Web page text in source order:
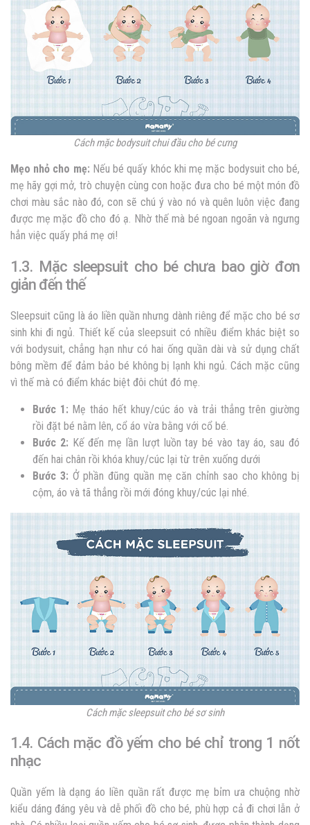
Cách mặc bodysuit chui đầu cho bé cưng
Mẹo nhỏ cho mẹ: Nếu bé quấy khóc khi mẹ mặc bodysuit cho bé,
mẹ hãy gợi mở, trò chuyện cùng con hoặc đưa cho bé một món đồ
chơi màu sắc nào đó, con sẽ chú ý vào nó và quên luôn việc đang
được mẹ mặc đồ cho đó ạ. Nhờ thế mà bé ngoan ngoãn và ngưng
hẳn việc quấy phá mẹ ơi!
1.3. Mặc sleepsuit cho bé chưa bao giờ đơn
giản đến thế
Sleepsuit cũng là áo liền quần nhưng dành riêng để mặc cho bé sơ
sinh khi đi ngủ. Thiết kế của sleepsuit có nhiều điểm khác biệt so
với bodysuit, chẳng hạn như có hai ống quần dài và sử dụng chất
bông mềm để đảm bảo bé không bị lạnh khi ngủ. Cách mặc cũng
vì thế mà có điểm khác biệt đôi chút đó mẹ.
Bước 1: Mẹ tháo hết khuy/cúc áo và trải thẳng trên giường
rồi đặt bé nằm lên, cổ áo vừa bằng với cổ bé.
Bước 2: Kế đến mẹ lần lượt luồn tay bé vào tay áo, sau đó
đến hai chân rồi khóa khuy/cúc lại từ trên xuống dưới
Bước 3: Ở phần đũng quần mẹ căn chỉnh sao cho không bị
cộm, áo và tã thẳng rồi mới đóng khuy/cúc lại nhé.
Cách mặc sleepsuit cho bé sơ sinh
1.4. Cách mặc đồ yếm cho bé chỉ trong 1 nốt
nhạc
Quần yếm là dạng áo liền quần rất được mẹ bỉm ưa chuộng nhờ
kiểu dáng đáng yêu và dễ phối đồ cho bé, phù hợp cả đi chơi lẫn ở